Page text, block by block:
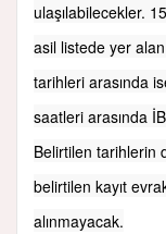
ulaşılabilecekler.
asil listede yer
tarihleri arasında
saatleri arasında
Belirtilen tarihlerin
belirtilen kayıt
alınmayacak.